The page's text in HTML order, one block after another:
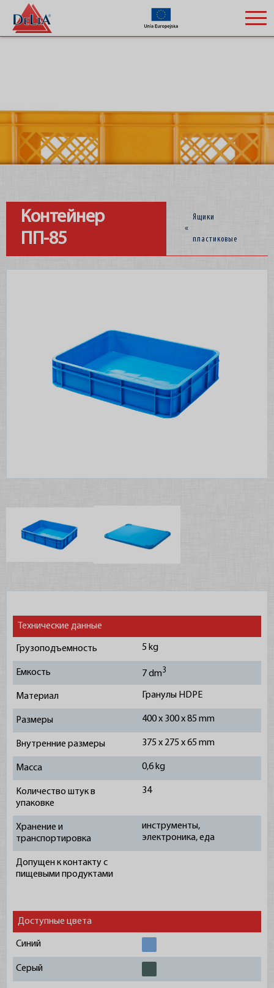
Ящики пластиковые
Стеклянная упаковка
Строительная химия
Упаковка для HoReCa
Поддоны
Штамповка фруктов
Партнеры
Контейнер
ПП-85
«
Ящики
пластиковые
Технические данные
Грузоподъемность 5 kg
Емкость 7 dm3
Материал Гранулы HDPE
Размеры 400 x 300 x 85 mm
Внутренние размеры 375 x 275 x 65 mm
Масса 0,6 kg
Количество штук в
упаковке
34
Хранение и
транспортировка
инструменты,
электроника, еда
Допущен к контакту с
пищевыми продуктами
Доступные цвета
Синий
Cерый